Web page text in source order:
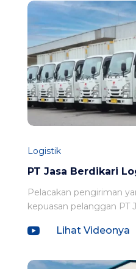
PT Jasa Berdikari
Logistik
Pelacakan pengiriman
kepuasan pelanggan PT
 Lihat Videonya